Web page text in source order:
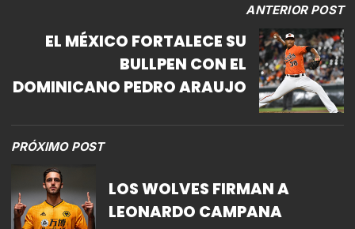
ANTERIOR POST
EL MÉXICO FORTALECE SU
BULLPEN CON EL
DOMINICANO PEDRO ARAUJO
PRÓXIMO POST
LOS WOLVES FIRMAN A
LEONARDO CAMPANA